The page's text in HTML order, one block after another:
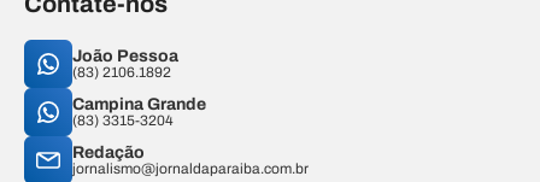
João Pessoa
(83) 2106.1892
Campina Grande
(83) 3315-3204
Redação
jornalismo@jornaldaparaiba.com.br